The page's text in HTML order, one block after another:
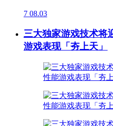
7 08.03
三大独家游戏技术将
游戏表现「夯上天」